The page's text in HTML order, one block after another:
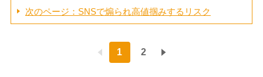
次のページ：SNSで煽られ高値掴みするリスク
1 2